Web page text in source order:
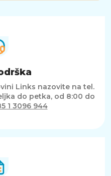
Links nazovite na tel.
do petka, od 8:00 do
1 3096 944